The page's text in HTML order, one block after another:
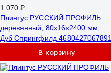
1 070 ₽
Плинтус РУССКИЙ ПРОФИЛЬ
деревянный, 80х16х2400 мм,
Дуб Спрингфилд 4680427067891
В корзину